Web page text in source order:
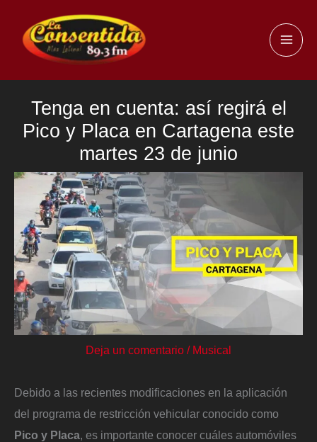
contenido
Tenga en cuenta: así regirá el
Pico y Placa en Cartagena este
martes 23 de junio
Deja un comentario / Musical
Debido a las recientes modificaciones en la aplicación
del programa de restricción vehicular conocido como
Pico y Placa, es importante conocer cuáles automóviles